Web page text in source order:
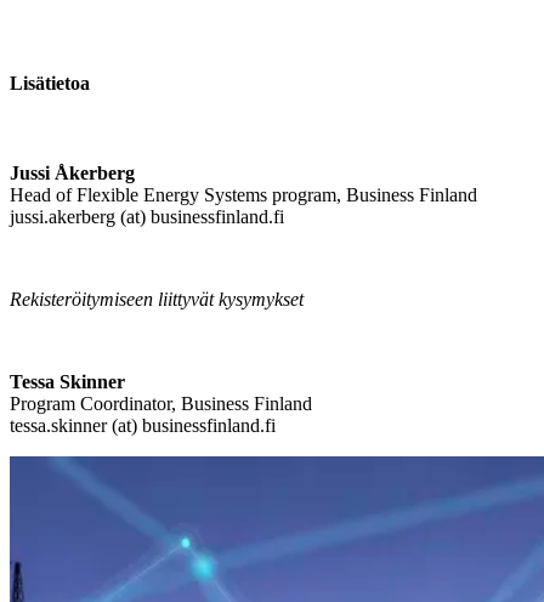
Lisätietoa
Jussi Åkerberg
Head of Flexible Energy Systems program, Business Finland
jussi.akerberg (at) businessfinland.fi
Rekisteröitymiseen liittyvät kysymykset
Tessa Skinner
Program Coordinator, Business Finland
tessa.skinner (at) businessfinland.fi